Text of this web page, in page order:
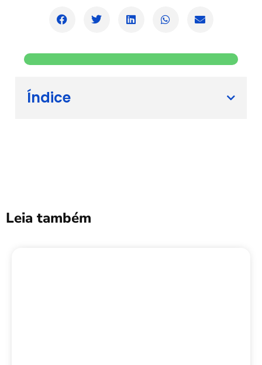
Índice
Leia também